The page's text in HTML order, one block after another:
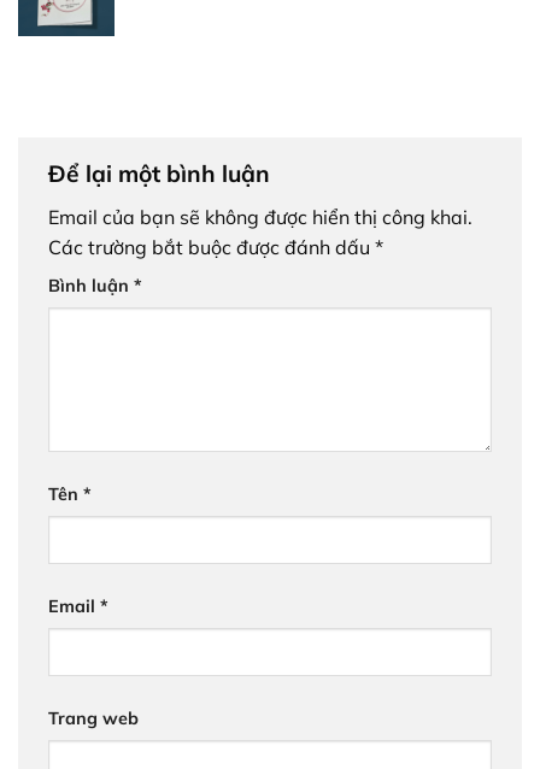
Để lại một bình luận
Email của bạn sẽ không được hiển thị công khai.
Các trường bắt buộc được đánh dấu *
Bình luận *
Tên *
Email *
Trang web